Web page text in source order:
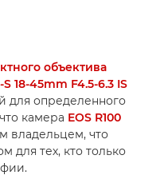
объектива
18-45mm F4.5-6.3 IS
для определенного
камера EOS R100
владельцем, что
для тех, кто только